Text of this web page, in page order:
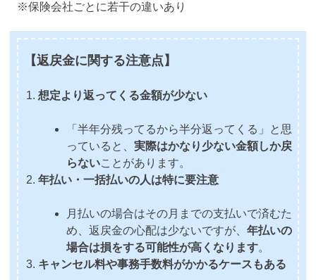
※保険会社ごとに若干の違いあり
【返戻金に関する注意点】
想定より返ってくる金額が少ない
「半年分残ってるから半分返ってくる」と思
っていると、 実際はかなり少ない金額しか戻
らないことがあります。
年払い・一括払いの人は特に要注意
月払いの場合はその月までの支払いで済むた
め、返戻金の心配は少ないですが、 年払いの
場合は損をする可能性が高くなります。
キャンセル料や事務手数料がかかるケースもある